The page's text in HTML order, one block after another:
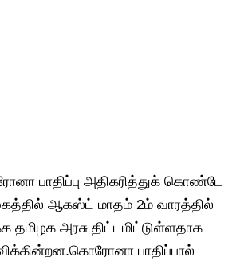
பாதிப்பு அதிகரித்துக் கொண்டே
ஆகஸ்ட் மாதம் 2ம் வாரத்தில்
தமிழக அரசு திட்டமிட்டுள்ளதாக
பாதிப்பால்